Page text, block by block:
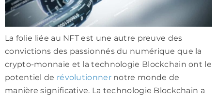
La folie liée au NFT est une autre preuve des
convictions des passionnés du numérique que la
crypto-monnaie et la technologie Blockchain ont le
potentiel de révolutionnernotre monde de
manière significative. La technologie Blockchain a